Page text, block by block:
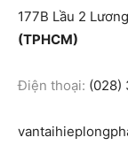
177B Lầu 2
(TPHCM)
Điện thoại: (028)